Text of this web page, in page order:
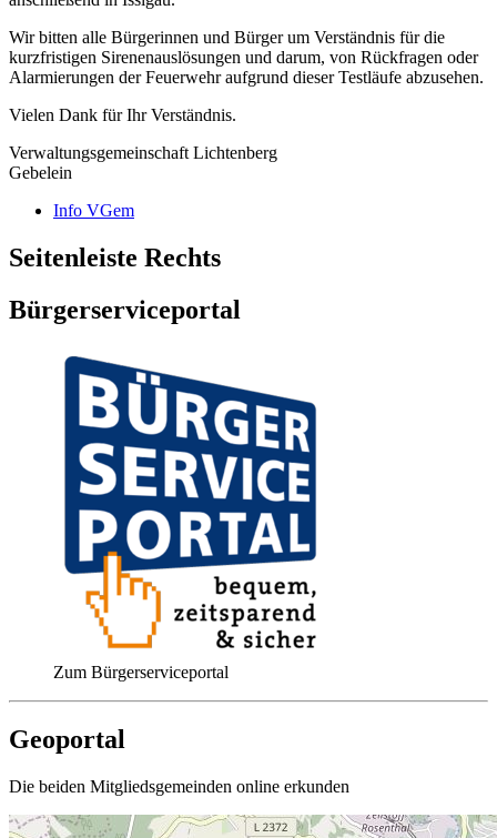
Wir bitten alle Bürgerinnen und Bürger um Verständnis für die
kurzfristigen Sirenenauslösungen und darum, von Rückfragen oder
Alarmierungen der Feuerwehr aufgrund dieser Testläufe abzusehen.
Vielen Dank für Ihr Verständnis.
Verwaltungsgemeinschaft Lichtenberg
Gebelein
Info VGem
Seitenleiste Rechts
Bürgerserviceportal
Zum Bürgerserviceportal
Geoportal
Die beiden Mitgliedsgemeinden online erkunden